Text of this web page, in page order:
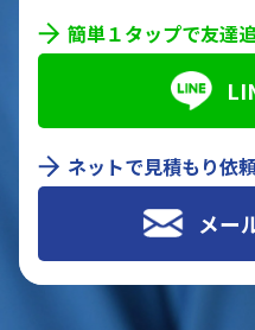
簡単１タップで友達
ネットで見積もり依
メー